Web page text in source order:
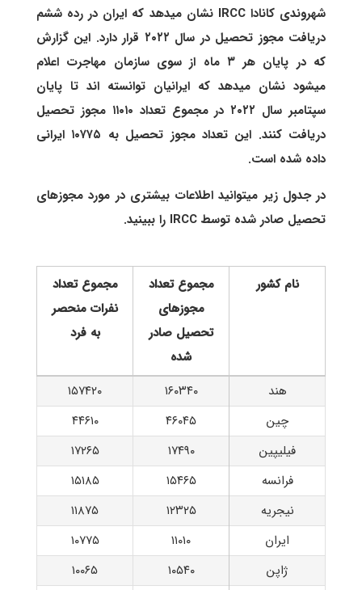
شهروندی کانادا IRCC نشان میدهد که ایران در رده ششم
دریافت مجوز تحصیل در سال ۲۰۲۲ قرار دارد. این گزارش
که در پایان هر ۳ ماه از سوی سازمان مهاجرت اعلام
میشود نشان میدهد که ایرانیان توانسته اند تا پایان
سپتامبر سال ۲۰۲۲ در مجموع تعداد ۱۱۰۱۰ مجوز تحصیل
دریافت کنند. این تعداد مجوز تحصیل به ۱۰۷۷۵ ایرانی
داده شده است.
در جدول زیر میتوانید اطلاعات بیشتری در مورد مجوزهای
تحصیل صادر شده توسط IRCC‌ را ببینید.
نام کشور
مجموع تعداد
مجوزهای
تحصیل صادر
شده
مجموع تعداد
نفرات منحصر
به فرد
هند ۱۶۰۳۴۰
۱۵۷۴۲۰
چین
۴۶۰۴۵
۴۴۶۱۰
فیلیپین
۱۷۴۹۰
۱۷۲۶۵
فرانسه
۱۵۴۶۵
۱۵۱۸۵
نیجریه
۱۲۳۲۵
۱۱۸۷۵
ایران
۱۱۰۱۰
۱۰۷۷۵
ژاپن
۱۰۵۴۰
۱۰۰۶۵